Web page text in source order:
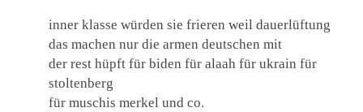
inner klasse würden sie frieren weil dauerlüftung
das machen nur die armen deutschen mit
der rest hüpft für biden für alaah für ukrain für
stoltenberg
für muschis merkel und co.